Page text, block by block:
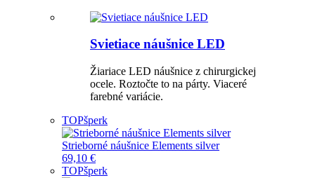
Svietiace náušnice LED
Žiariace LED náušnice z chirurgickej
ocele. Roztočte to na párty. Viaceré
farebné variácie.
TOPšperk
Strieborné náušnice Elements silver
69,10 €
TOPšperk